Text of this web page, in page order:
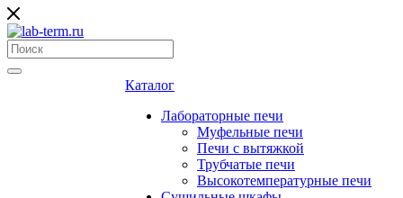
Каталог
Лабораторные печи
Муфельные печи
Печи с вытяжкой
Трубчатые печи
Высокотемпературные печи